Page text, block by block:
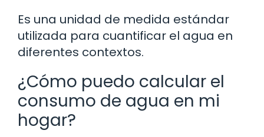
Es una unidad de medida estándar
utilizada para cuantificar el agua en
diferentes contextos.
¿Cómo puedo calcular el
consumo de agua en mi
hogar?